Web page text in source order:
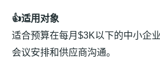
👍适用对象
适合预算在每月$3K以下的中小企
会议安排和供应商沟通。